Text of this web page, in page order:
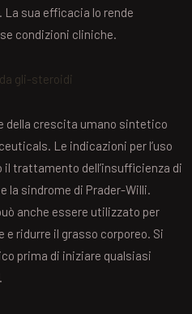
sua efficacia lo rende
condizioni cliniche.
gli-steroidi
della crescita umano sintetico
Le indicazioni per l’uso
il trattamento dell’insufficienza di
la sindrome di Prader-Willi.
anche essere utilizzato per
ridurre il grasso corporeo. Si
prima di iniziare qualsiasi